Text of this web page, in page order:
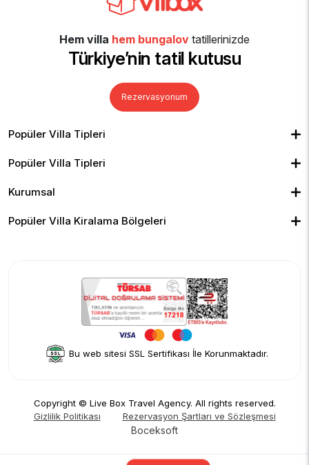
Hem villa hem bungalov tatillerinizde
Türkiye’nin tatil kutusu
Rezervasyonum
Popüler Villa Tipleri
Kiralık Bungalov
Kapalı Havuzlu Villalar
Geniş Ailelere Uygun Villalar
Popüler Villa Tipleri
Denize Yakın Villalar
Merkeze Yakın Villalar
Kurumsal
Yorumlar
Hakkımızda
Popüler Villa Kiralama Bölgeleri
Bu web sitesi SSL Sertifikası İle Korunmaktadır.
Copyright © Live Box Travel Agency. All rights reserved.
Gizlilik Politikası
Rezervasyon Şartları ve Sözleşmesi
Boceksoft